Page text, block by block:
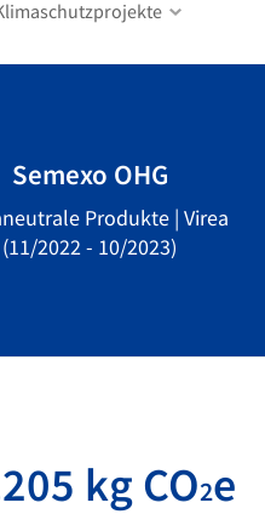
Semexo OHG
Produkte | Virea
(11/2022 - 10/2023)
kg CO2e